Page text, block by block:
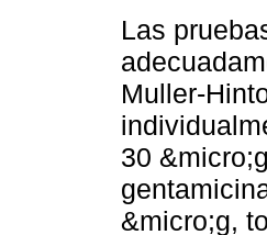
Las
Muller-
30
&micro;g,